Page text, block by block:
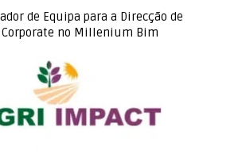
de Equipa para a Direcção de
no Millenium Bim